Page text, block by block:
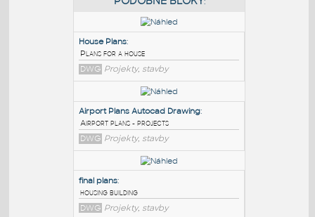
PODOBNÉ BLOKY:
House Plans:
Plans for a house
DWG